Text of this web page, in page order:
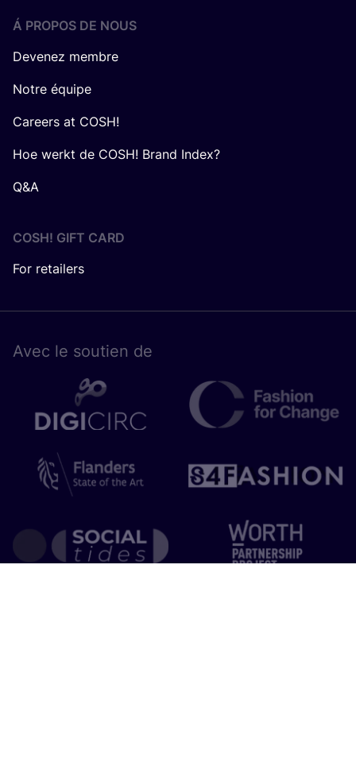
Á PROPOS DE NOUS
Devenez membre
Notre équipe
Careers at COSH!
Hoe werkt de COSH! Brand Index?
Q&A
COSH! GIFT CARD
For retailers
Avec le sou­tien de